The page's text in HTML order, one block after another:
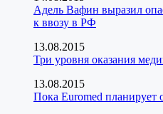
Адель Вафин выразил
к ввозу в РФ
13.08.2015
Три уровня оказания
13.08.2015
Пока Euromed планирует